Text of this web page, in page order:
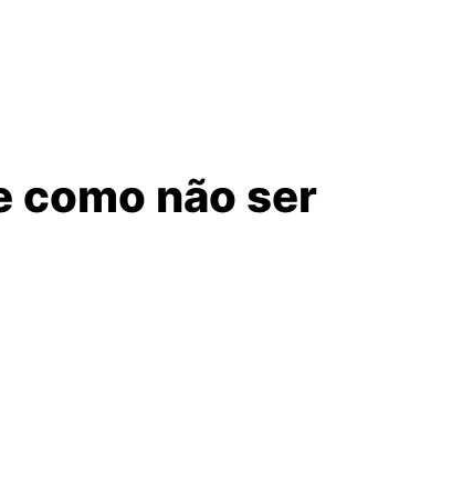
como não ser